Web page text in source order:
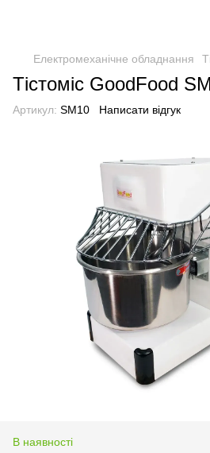
Електромеханічне обладнання
Тістоміс GoodFood
Артикул: SM10 Написати відгук
В наявності